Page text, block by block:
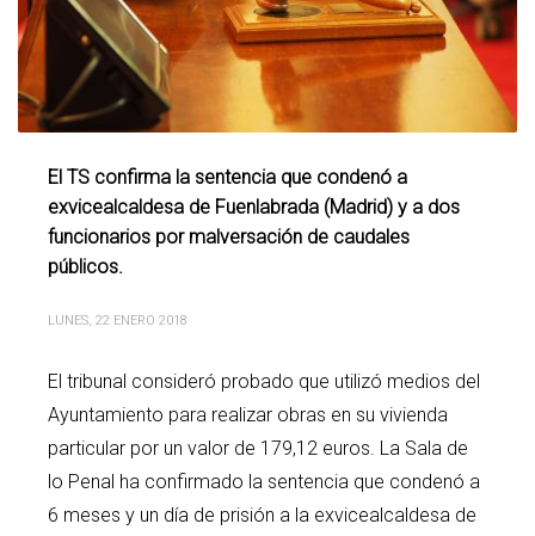
El TS confirma la sentencia que condenó a
exvicealcaldesa de Fuenlabrada (Madrid) y a dos
funcionarios por malversación de caudales
públicos.
LUNES, 22 ENERO 2018
El tribunal consideró probado que utilizó medios del
Ayuntamiento para realizar obras en su vivienda
particular por un valor de 179,12 euros. La Sala de
lo Penal ha confirmado la sentencia que condenó a
6 meses y un día de prisión a la exvicealcaldesa de